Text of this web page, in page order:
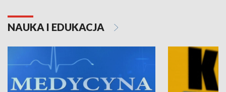
NAUKA I EDUKACJA